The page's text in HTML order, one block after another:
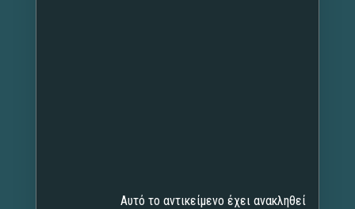
Αυτό το αντικείμενο έχει ανακληθεί